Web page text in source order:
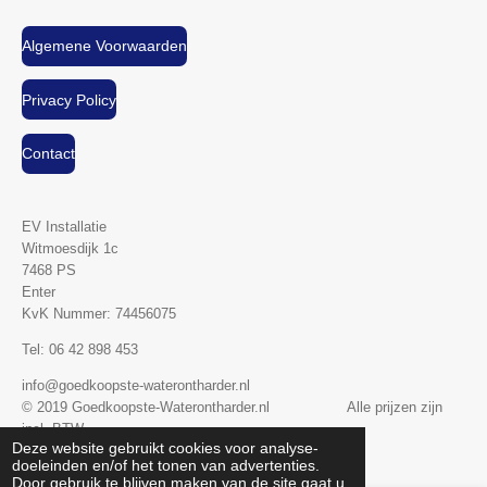
Deze website gebruikt cookies voor analyse-
doeleinden en/of het tonen van advertenties.
Door gebruik te blijven maken van de site gaat u
Algemene Voorwaarden
Privacy Policy
Contact
EV Installatie
Witmoesdijk 1c
7468 PS
Enter
KvK Nummer: 74456075
Tel: 06 42 898 453
info@goedkoopste-waterontharder.nl
© 2019 Goedkoopste-Waterontharder.nl Alle prijzen zijn
incl. BTW
Powered byJouwWeb